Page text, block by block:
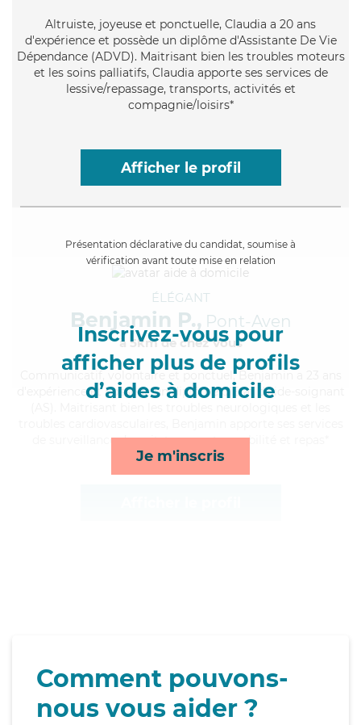
Altruiste, joyeuse et ponctuelle, Claudia a 20 ans
d'expérience et possède un diplôme d'Assistante De Vie
Dépendance (ADVD). Maitrisant bien les troubles moteurs
et les soins palliatifs, Claudia apporte ses services de
lessive/repassage, transports, activités et
compagnie/loisirs*
Afficher le profil
Présentation déclarative du candidat, soumise à
vérification avant toute mise en relation
Inscrivez-vous pour
afficher plus de profils
d’aides à domicile
Je m'inscris
ÉLÉGANT
Benjamin P., Pont-Aven
à 5km de chez Vous
, volontaire et ponctuel, Benjamin a 23 ans
d'expérience et possède un diplôme d'Etat d'aide-soignant
de surveillance de nuit, transports, mobilité et repas*
Comment pouvons-
nous vous aider ?